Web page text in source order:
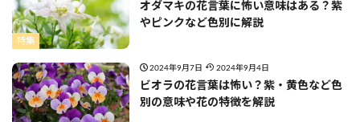
特集
オダマキの花言葉に怖い意味はある？紫
やピンクなど色別に解説
2024年9月7日 2024年9月4日
ビオラの花言葉は怖い？紫・黄色など色
別の意味や花の特徴を解説